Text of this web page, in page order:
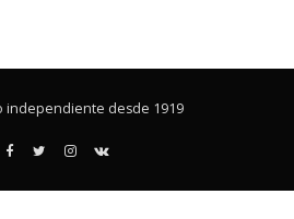
independiente desde 1919